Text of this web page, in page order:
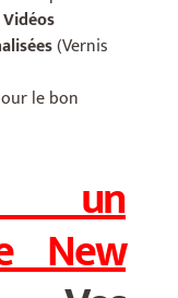
Vidéos
(Vernis
le bon
un
New